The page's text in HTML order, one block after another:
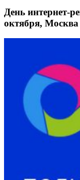
День интернет-
октября,